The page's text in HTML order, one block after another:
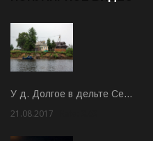
У д. Долгое в дельте Се…
21.08.2017